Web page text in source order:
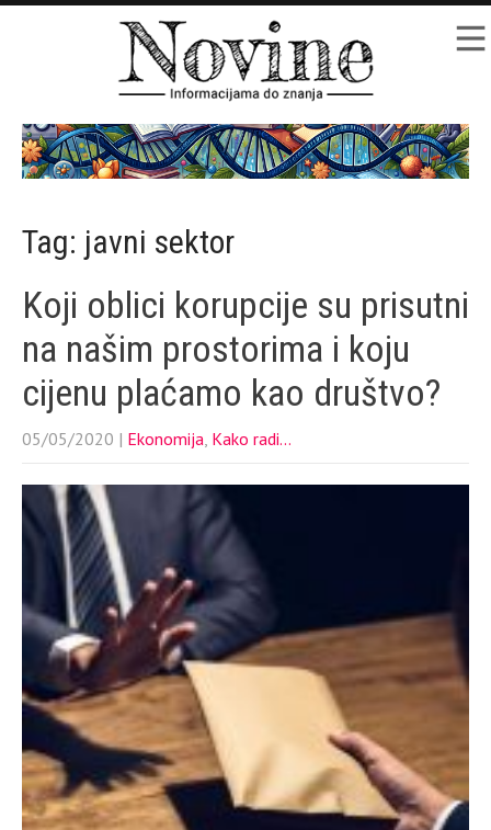
Tag: javni sektor
Koji oblici korupcije su prisutni
na našim prostorima i koju
cijenu plaćamo kao društvo?
05/05/2020 | Ekonomija, Kako radi...